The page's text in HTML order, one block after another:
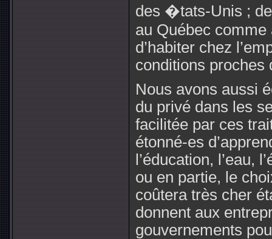
des �tats-Unis ;
au Québec
d’habiter chez
conditions proches
Nous avons aussi
du privé dans les
facilitée par ces
étonné-es
l’éducation, l’eau,
ou en partie, le
coûtera très cher
donnent aux
gouvernements